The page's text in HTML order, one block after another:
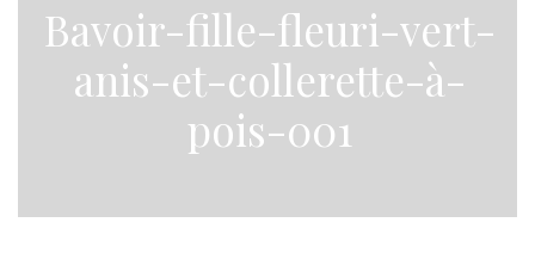
Bavoir-fille-fleuri-vert-
anis-et-collerette-à-
pois-001